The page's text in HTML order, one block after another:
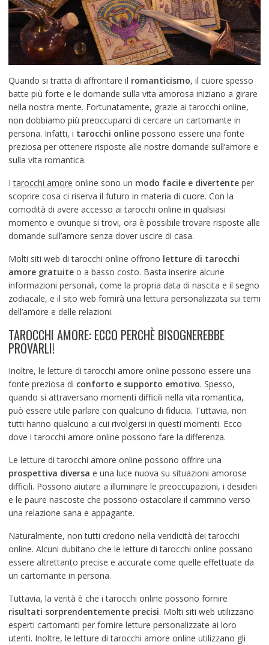
Quando si tratta di affrontare il romanticismo, il cuore spesso
batte più forte e le domande sulla vita amorosa iniziano a girare
nella nostra mente. Fortunatamente, grazie ai tarocchi online,
non dobbiamo più preoccuparci di cercare un cartomante in
persona. Infatti, i tarocchi onlinepossono essere una fonte
preziosa per ottenere risposte alle nostre domande sull’amore e
sulla vita romantica.
Itarocchi amore online sono un modo facile e divertenteper
scoprire cosa ci riserva il futuro in materia di cuore. Con la
comodità di avere accesso ai tarocchi online in qualsiasi
momento e ovunque si trovi, ora è possibile trovare risposte alle
domande sull’amore senza dover uscire di casa.
Molti siti web di tarocchi online offrono letture di tarocchi
amore gratuite o a basso costo. Basta inserire alcune
informazioni personali, come la propria data di nascita e il segno
zodiacale, e il sito web fornirà una lettura personalizzata sui temi
dell’amore e delle relazioni.
TAROCCHI AMORE: ECCO PERCHÈ BISOGNEREBBE
PROVARLI!
Inoltre, le letture di tarocchi amore online possono essere una
fonte preziosa di conforto e supporto emotivo. Spesso,
quando si attraversano momenti difficili nella vita romantica,
può essere utile parlare con qualcuno di fiducia. Tuttavia, non
tutti hanno qualcuno a cui rivolgersi in questi momenti. Ecco
dove i tarocchi amore online possono fare la differenza.
Le letture di tarocchi amore online possono offrire una
prospettiva diversa e una luce nuova su situazioni amorose
difficili. Possono aiutare a illuminare le preoccupazioni, i desideri
e le paure nascoste che possono ostacolare il cammino verso
una relazione sana e appagante.
Naturalmente, non tutti credono nella veridicità dei tarocchi
online. Alcuni dubitano che le letture di tarocchi online possano
essere altrettanto precise e accurate come quelle effettuate da
un cartomante in persona.
Tuttavia, la verità è che i tarocchi online possono fornire
risultati sorprendentemente precisi. Molti siti web utilizzano
esperti cartomanti per fornire letture personalizzate ai loro
utenti. Inoltre, le letture di tarocchi amore online utilizzano gli